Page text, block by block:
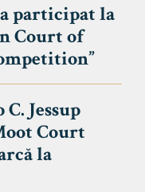
participat la
Court of
Jessup
Court
la